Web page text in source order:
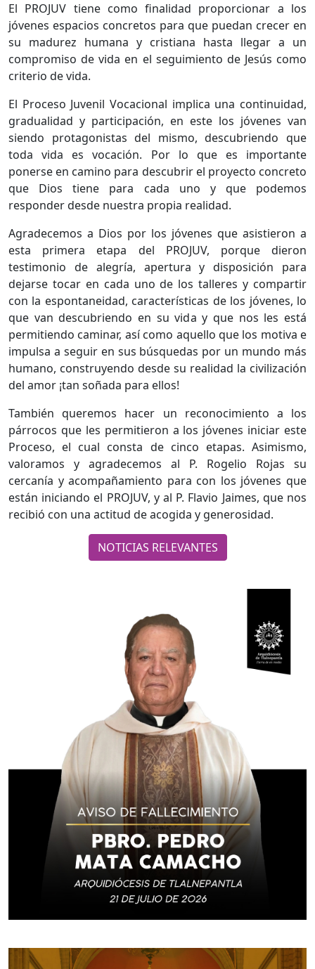
El PROJUV tiene como finalidad proporcionar a los
jóvenes espacios concretos para que puedan crecer en
su madurez humana y cristiana hasta llegar a un
compromiso de vida en el seguimiento de Jesús como
criterio de vida.
El Proceso Juvenil Vocacional implica una continuidad,
gradualidad y participación, en este los jóvenes van
siendo protagonistas del mismo, descubriendo que
toda vida es vocación. Por lo que es importante
ponerse en camino para descubrir el proyecto concreto
que Dios tiene para cada uno y que podemos
responder desde nuestra propia realidad.
Agradecemos a Dios por los jóvenes que asistieron a
esta primera etapa del PROJUV, porque dieron
testimonio de alegría, apertura y disposición para
dejarse tocar en cada uno de los talleres y compartir
con la espontaneidad, características de los jóvenes, lo
que van descubriendo en su vida y que nos les está
permitiendo caminar, así como aquello que los motiva e
impulsa a seguir en sus búsquedas por un mundo más
humano, construyendo desde su realidad la civilización
del amor ¡tan soñada para ellos!
También queremos hacer un reconocimiento a los
párrocos que les permitieron a los jóvenes iniciar este
Proceso, el cual consta de cinco etapas. Asimismo,
valoramos y agradecemos al P. Rogelio Rojas su
cercanía y acompañamiento para con los jóvenes que
están iniciando el PROJUV, y al P. Flavio Jaimes, que nos
recibió con una actitud de acogida y generosidad.
NOTICIAS RELEVANTES